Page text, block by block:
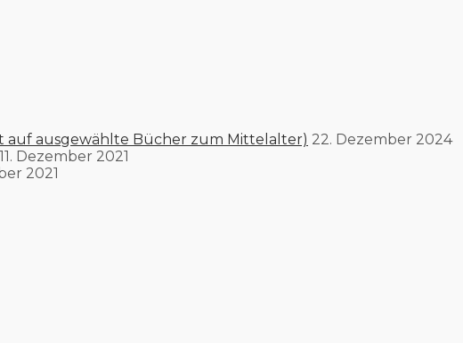
auf ausgewählte Bücher zum Mittelalter) 22. Dezember 2024
11. Dezember 2021
2021